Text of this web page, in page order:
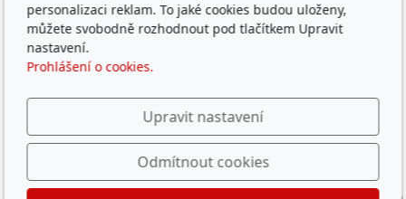
© 2026
Běží na
personalizaci reklam. To jaké cookies budou uloženy,
můžete svobodně rozhodnout pod tlačítkem Upravit
nastavení.
Prohlášení o cookies.
Upravit nastavení
Odmítnout cookies
Děkujeme za podporu činnosti MO ahlavně za podporu
dětských rybářských kroužků